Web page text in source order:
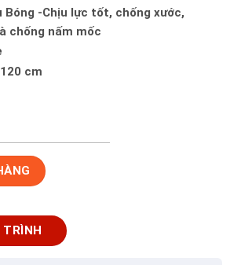
Bóng -Chịu lực tốt, chống xước,
chống nấm mốc
cm
TRÌNH